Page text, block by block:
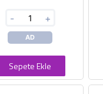
- +
AD
Sepete Ekle